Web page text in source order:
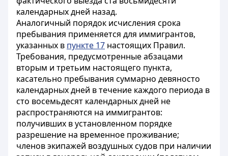
календарных дней назад.
Аналогичный порядок исчисления срока
пребывания применяется для иммигрантов,
указанных в пункте 17 настоящих Правил.
Требования, предусмотренные абзацами
вторым и третьим настоящего пункта,
касательно пребывания суммарно девяносто
календарных дней в течение каждого периода в
сто восемьдесят календарных дней не
распространяются на иммигрантов:
получивших в установленном порядке
разрешение на временное проживание;
членов экипажей воздушных судов при наличии